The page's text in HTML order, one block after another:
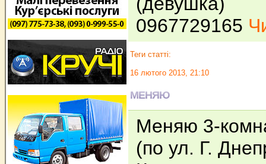
0967729165
Теги статті:
16 лютого 2013, 21:10
МЕНЯЮ
Меняю 3-
(по ул. Г.